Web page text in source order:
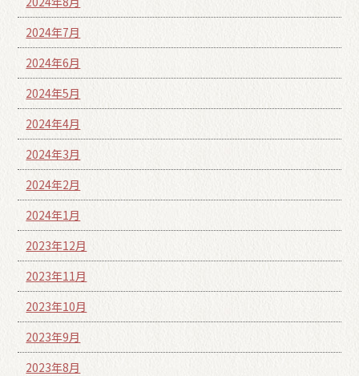
2024年7月
2024年6月
2024年5月
2024年4月
2024年3月
2024年2月
2024年1月
2023年12月
2023年11月
2023年10月
2023年9月
2023年8月